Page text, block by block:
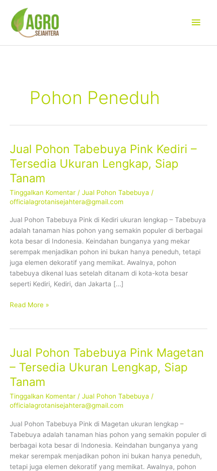
konten
Pohon Peneduh
Jual Pohon Tabebuya Pink Kediri –
Tersedia Ukuran Lengkap, Siap
Tanam
Tinggalkan Komentar / Jual Pohon Tabebuya /
officialagrotanisejahtera@gmail.com
Jual Pohon Tabebuya Pink di Kediri ukuran lengkap – Tabebuya
adalah tanaman hias pohon yang semakin populer di berbagai
kota besar di Indonesia. Keindahan bunganya yang mekar
serempak menjadikan pohon ini bukan hanya peneduh, tetapi
juga elemen dekoratif yang memikat. Awalnya, pohon
tabebuya dikenal luas setelah ditanam di kota-kota besar
seperti Kediri, Kediri, dan Jakarta […]
Jual
Pohon
Tabebuya
Pink
Kediri
–
Ukuran
Lengkap,
Siap
Tanam
Read More »
Jual Pohon Tabebuya Pink Magetan
– Tersedia Ukuran Lengkap, Siap
Tanam
Tinggalkan Komentar / Jual Pohon Tabebuya /
officialagrotanisejahtera@gmail.com
Jual Pohon Tabebuya Pink di Magetan ukuran lengkap –
Tabebuya adalah tanaman hias pohon yang semakin populer di
berbagai kota besar di Indonesia. Keindahan bunganya yang
mekar serempak menjadikan pohon ini bukan hanya peneduh,
tetapi juga elemen dekoratif yang memikat. Awalnya, pohon
Jual
Pohon
Tabebuya
Pink
Magetan
–
Ukuran
Lengkap,
Siap
Tanam